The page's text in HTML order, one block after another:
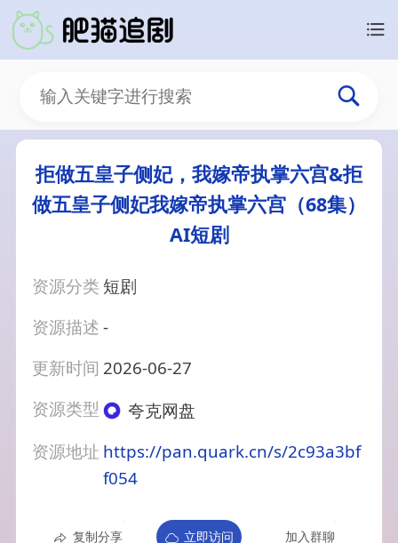
拒做五皇子侧妃，我嫁帝执掌六宫&拒
做五皇子侧妃我嫁帝执掌六宫（68集）
AI短剧
资源分类 短剧
资源描述-
更新时间 2026-06-27
资源类型
夸克网盘
资源地址 https://pan.quark.cn/s/2c93a3bf
f054
复制分享 立即访问 加入群聊